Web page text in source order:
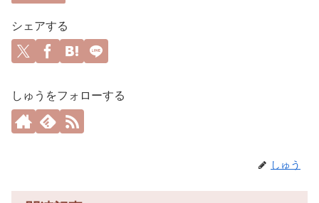
シェアする
しゅうをフォローする
しゅう